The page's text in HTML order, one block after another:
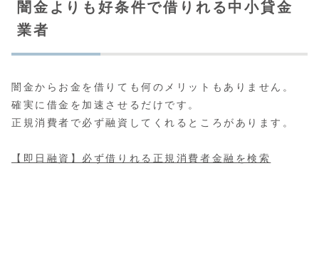
闇金よりも好条件で借りれる中小貸金
業者
闇金からお金を借りても何のメリットもありません。
確実に借金を加速させるだけです。
正規消費者で必ず融資してくれるところがあります。
【即日融資】必ず借りれる正規消費者金融を検索